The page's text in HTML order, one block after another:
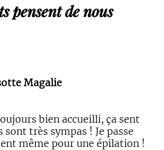
pensent de nous
Magalie
bien accueilli, ça sent
très sympas ! Je passe
même pour une épilation !